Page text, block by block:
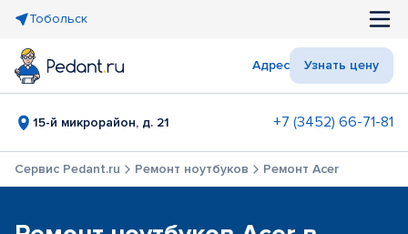
Тобольск
Адрес Узнать цену
15-й микрорайон, д. 21 +7 (3452) 66-71-81
Сервис Pedant.ru Ремонт ноутбуков Ремонт Acer